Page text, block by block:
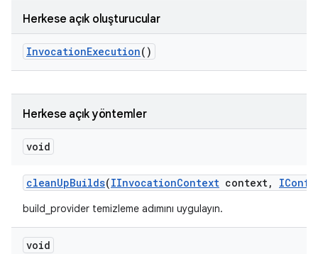
Herkese açık oluşturucular
InvocationExecution()
Herkese açık yöntemler
void
cleanUpBuilds(IInvocationContext context,
build_provider temizleme adımını uygulayın.
void